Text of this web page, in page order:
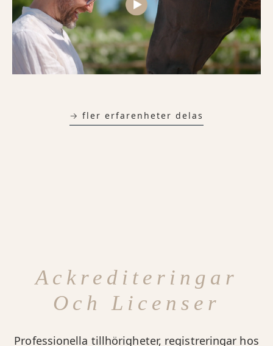
→ fler erfarenheter delas
Ackrediteringar
Och Licenser
Professionella tillhörigheter, registreringar hos